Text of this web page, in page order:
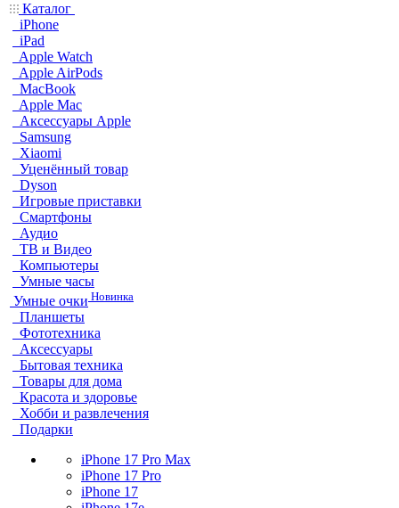
Каталог
iPhone
iPad
Apple Watch
Apple AirPods
MacBook
Apple Mac
Аксессуары Apple
Samsung
Xiaomi
Уценённый товар
Dyson
Игровые приставки
Смартфоны
Аудио
ТВ и Видео
Компьютеры
Умные часы
Умные очки Новинка
Планшеты
Фототехника
Аксессуары
Бытовая техника
Товары для дома
Красота и здоровье
Хобби и развлечения
Подарки
iPhone 17 Pro Max
iPhone 17 Pro
iPhone 17